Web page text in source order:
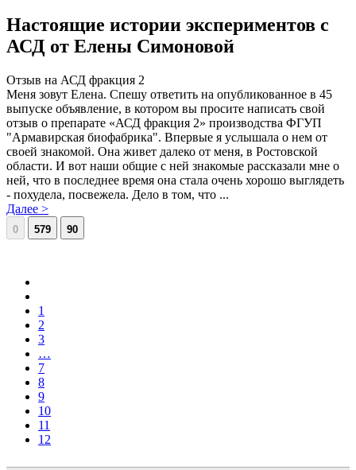
Настоящие истории экспериментов с
АСД от Елены Симоновой
Отзыв на АСД фракция 2
Меня зовут Елена. Спешу ответить на опубликованное в 45
выпуске объявление, в котором вы просите написать свой
отзыв о препарате «АСД фракция 2» производства ФГУП
"Армавирская биофабрика". Впервые я услышала о нем от
своей знакомой. Она живет далеко от меня, в Ростовской
области. И вот наши общие с ней знакомые рассказали мне о
ней, что в последнее время она стала очень хорошо выглядеть
- похудела, посвежела. Дело в том, что ...
Далее >
0 579 90
1
2
3
…
7
8
9
10
11
12